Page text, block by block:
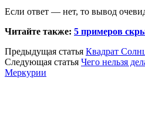
Если ответ — нет, то вывод
Читайте также: 5 примеров
Предыдущая статья Квадрат
Следующая статья Чего нельзя
Меркурии